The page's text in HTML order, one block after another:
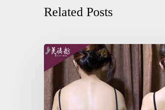
Related Posts